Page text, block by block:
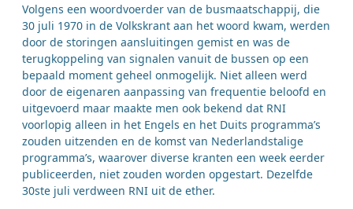
Volgens een woordvoerder van de busmaatschappij, die
30 juli 1970 in de Volkskrant aan het woord kwam, werden
door de storingen aansluitingen gemist en was de
terugkoppeling van signalen vanuit de bussen op een
bepaald moment geheel onmogelijk. Niet alleen werd
door de eigenaren aanpassing van frequentie beloofd en
uitgevoerd maar maakte men ook bekend dat RNI
voorlopig alleen in het Engels en het Duits programma’s
zouden uitzenden en de komst van Nederlandstalige
programma’s, waarover diverse kranten een week eerder
publiceerden, niet zouden worden opgestart. Dezelfde
30ste juli verdween RNI uit de ether.